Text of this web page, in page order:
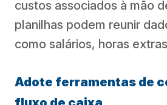
custos associados à mão
planilhas podem reunir
como salários, horas
Adote ferramentas de